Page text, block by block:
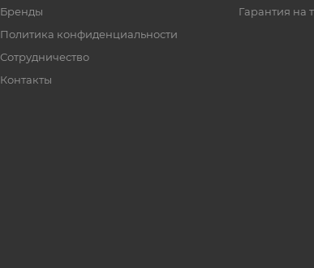
Бренды
Политика конфиденциальности
Сотрудничество
Контакты
Гарантия на